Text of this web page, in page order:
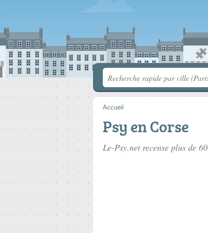
Accueil
Psy en Corse
Le-Psy.net recense plus de 60